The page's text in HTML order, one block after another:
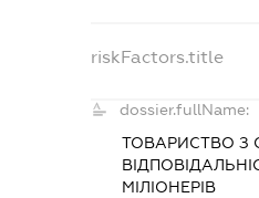
riskFactors.title
dossier.fullName:
ТОВАРИСТВО
МІЛІОНЕРІВ